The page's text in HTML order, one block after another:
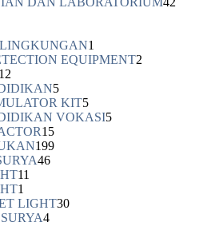
1
EQUIPMENT2
12
5
KIT5
VOKASI5
15
199
46
11
1
LIGHT30
4